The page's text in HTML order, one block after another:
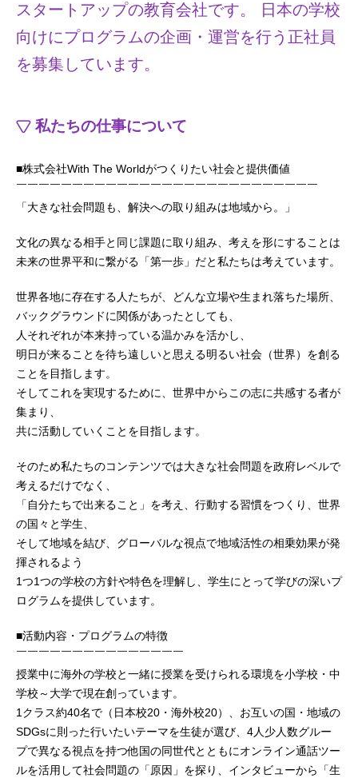
スタートアップの教育会社です。 日本の学校
向けにプログラムの企画・運営を行う正社員
を募集しています。
私たちの仕事について
■株式会社With The Worldがつくりたい社会と提供価値
￣￣￣￣￣￣￣￣￣￣￣￣￣￣￣￣￣￣￣￣￣￣￣￣￣￣￣
「大きな社会問題も、解決への取り組みは地域から。」
文化の異なる相手と同じ課題に取り組み、考えを形にすることは
未来の世界平和に繋がる「第一歩」だと私たちは考えています。
世界各地に存在する人たちが、どんな立場や生まれ落ちた場所、
バックグラウンドに関係があったとしても、
人それぞれが本来持っている温かみを活かし、
明日が来ることを待ち遠しいと思える明るい社会（世界）を創る
ことを目指します。
そしてこれを実現するために、世界中からこの志に共感する者が
集まり、
共に活動していくことを目指します。
そのため私たちのコンテンツでは大きな社会問題を政府レベルで
考えるだけでなく、
「自分たちで出来ること」を考え、行動する習慣をつくり、世界
の国々と学生、
そして地域を結び、グローバルな視点で地域活性の相乗効果が発
揮されるよう
1つ1つの学校の方針や特色を理解し、学生にとって学びの深いプ
ログラムを提供しています。
■活動内容・プログラムの特徴
￣￣￣￣￣￣￣￣￣￣￣￣￣￣￣
授業中に海外の学校と一緒に授業を受けられる環境を小学校・中
学校～大学で現在創っています。
1クラス約40名で（日本校20・海外校20）、お互いの国・地域の
SDGsに則った行いたいテーマを生徒が選び、4人少人数グルー
プで異なる視点を持つ他国の同世代とともにオンライン通話ツー
ルを活用して社会問題の「原因」を探り、インタビューから「生